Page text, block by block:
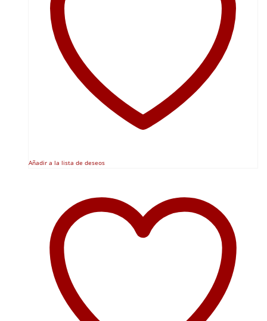
Añadir a la lista de deseos